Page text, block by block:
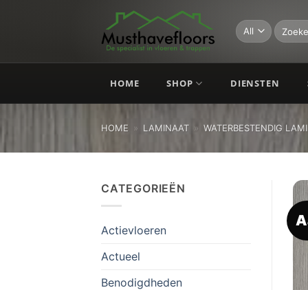
Zoeken
naar:
HOME SHOP DIENSTEN
HOME » LAMINAAT » WATERBESTENDIG
CATEGORIEËN
Actievloeren
Actueel
Benodigdheden